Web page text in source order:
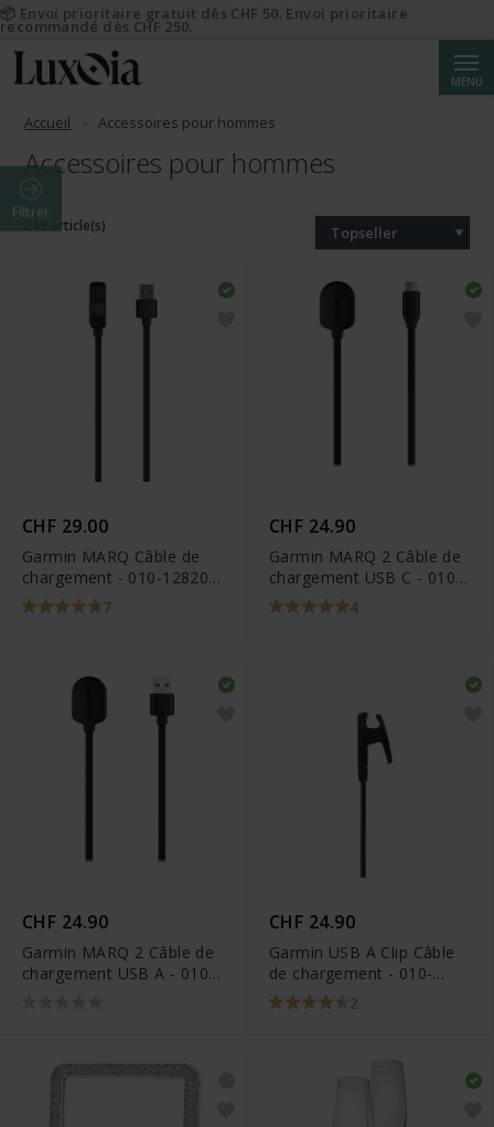
MENU
Accueil Accessoires pour hommes
Accessoires pour hommes
Filtrer
219 article(s) Topseller
CHF 29.00
Garmin MARQ Câble de
chargement - 010-12820-
10
7
CHF 24.90
Garmin MARQ 2 Câble de
chargement USB C - 010-
13225-14 4
CHF 24.90
Garmin MARQ 2 Câble de
chargement USB A - 010-
CHF 24.90
Garmin USB A Clip Câble
de chargement - 010-
11029-19 2
📦 Envoi prioritaire gratuit dès CHF 50. Envoi prioritaire
recommandé dès CHF 250.